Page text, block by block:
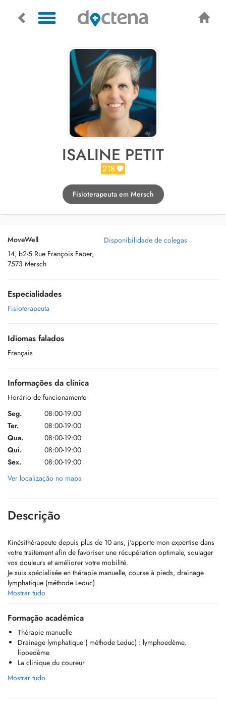
ISALINE PETIT
218
Fisioterapeuta em Mersch
MoveWell
14, b2-5 Rue François Faber,
7573 Mersch
Disponibilidade de colegas
Especialidades
Fisioterapeuta
Idiomas falados
Français
Informações da clínica
Horário de funcionamento
Seg.
08:00-19:00
Ter.
08:00-19:00
Qua.
08:00-19:00
Qui.
08:00-19:00
Sex.
08:00-19:00
Ver localização no mapa
Descrição
Kinésithérapeute depuis plus de 10 ans, j'apporte mon expertise dans
votre traitement afin de favoriser une récupération optimale, soulager
vos douleurs et améliorer votre mobilité.
Je suis spécialisée en thérapie manuelle, course à pieds, drainage
lymphatique (méthode Leduc).
Ma formation en pilates renforce mon expertise en mouvement et
posture.
En cas de besoin, vous pouvez me contacter au : 661537533
Mostrar tudo
Formação académica
Thérapie manuelle
Drainage lymphatique ( méthode Leduc) : lymphoedème,
lipoedème
La clinique du coureur
Mostrar tudo